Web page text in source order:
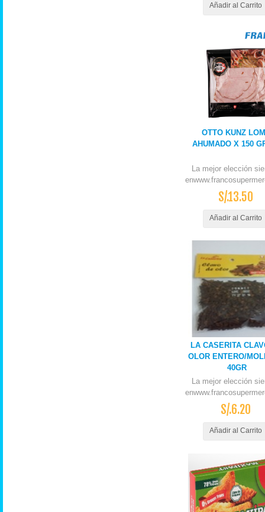
Añadir al Carrito
OTTO KUNZ
AHUMADO X 150
La mejor elección
S/.13.50
Añadir al Carrito
LA CASERITA
OLOR ENTERO/
40GR
La mejor elección
S/.6.20
Añadir al Carrito